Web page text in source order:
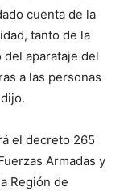
cuenta de la
tanto de la
del aparataje del
a las personas
el decreto 265
Armadas y
Región de